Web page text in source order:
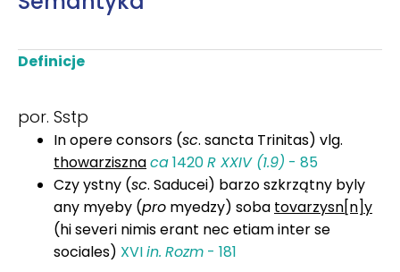
Definicje
por. Sstp
In opere consors (sc. sancta Trinitas) vlg.
thowarzisznaca1420R XXIV (1.9) - 85
Czy ystny (sc. Saducei) barzo szkrzątny byly
any myeby (pro myedzy) soba tovarzysn[n]y
(hi severi nimis erant nec etiam inter se
sociales) XVIin. Rozm - 181